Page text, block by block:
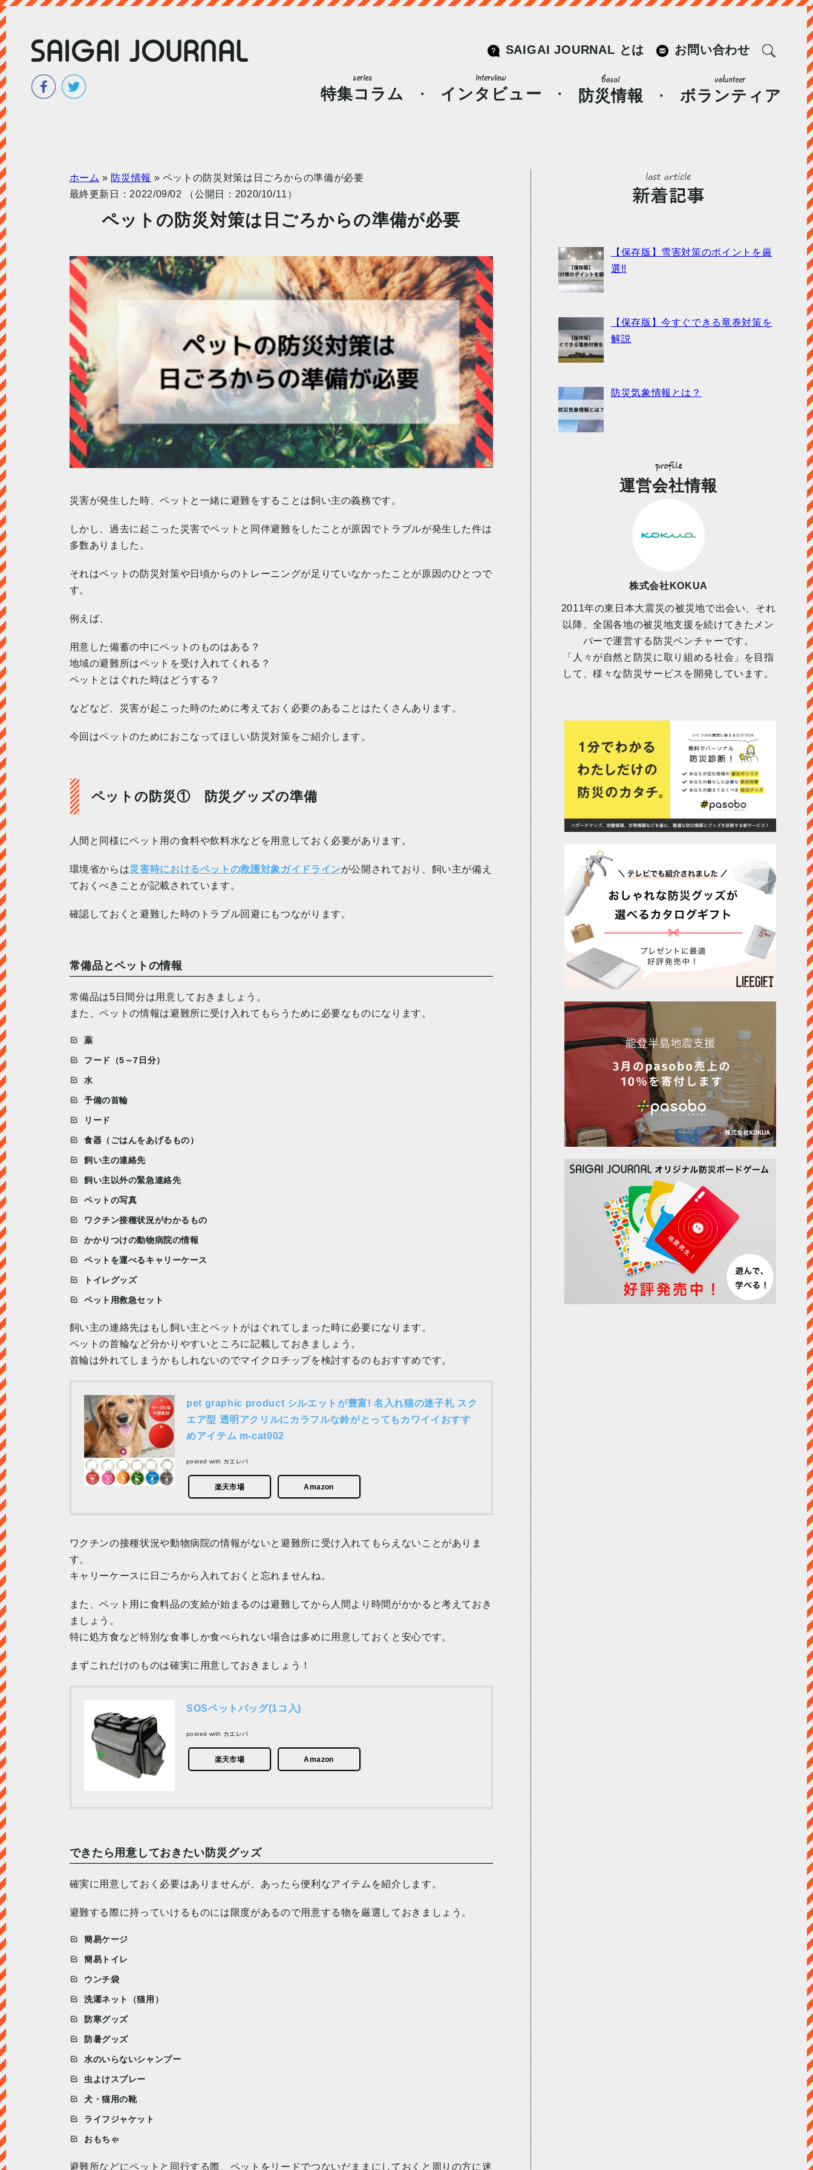
SAIGAI JOURNAL とは お問い合わせ
特集コラム インタビュー 防災情報 ボランティア
ホーム » 防災情報 » ペットの防災対策は日ごろからの準備が必要
最終更新日：2022/09/02 （公開日：2020/10/11）
ペットの防災対策は日ごろからの準備が必要
災害が発生した時、ペットと一緒に避難をすることは飼い主の義務です。
しかし、過去に起こった災害でペットと同伴避難をしたことが原因でトラブルが発生した件は
多数ありました。
それはペットの防災対策や日頃からのトレーニングが足りていなかったことが原因のひとつで
す。
例えば、
用意した備蓄の中にペットのものはある？
地域の避難所はペットを受け入れてくれる？
ペットとはぐれた時はどうする？
などなど、災害が起こった時のために考えておく必要のあることはたくさんあります。
今回はペットのためにおこなってほしい防災対策をご紹介します。
ペットの防災① 防災グッズの準備
人間と同様にペット用の食料や飲料水などを用意しておく必要があります。
環境省からは災害時におけるペットの救護対象ガイドラインが公開されており、飼い主が備え
ておくべきことが記載されています。
確認しておくと避難した時のトラブル回避にもつながります。
常備品とペットの情報
常備品は5日間分は用意しておきましょう。
また、ペットの情報は避難所に受け入れてもらうために必要なものになります。
薬
フード（5～7日分）
水
予備の首輪
リード
食器（ごはんをあげるもの）
飼い主の連絡先
飼い主以外の緊急連絡先
ペットの写真
ワクチン接種状況がわかるもの
かかりつけの動物病院の情報
ペットを運べるキャリーケース
トイレグッズ
ペット用救急セット
飼い主の連絡先はもし飼い主とペットがはぐれてしまった時に必要になります。
ペットの首輪など分かりやすいところに記載しておきましょう。
首輪は外れてしまうかもしれないのでマイクロチップを検討するのもおすすめです。
pet graphic product シルエットが豊富! 名入れ猫の迷子札 スク
エア型 透明アクリルにカラフルな鈴がとってもカワイイおすす
めアイテム m-cat002
posted with カエレバ
楽天市場 Amazon
ワクチンの接種状況や動物病院の情報がないと避難所に受け入れてもらえないことがありま
す。
キャリーケースに日ごろから入れておくと忘れませんね。
また、ペット用に食料品の支給が始まるのは避難してから人間より時間がかかると考えておき
ましょう。
特に処方食など特別な食事しか食べられない場合は多めに用意しておくと安心です。
まずこれだけのものは確実に用意しておきましょう！
SOSペットバッグ(1コ入)
posted with カエレバ
楽天市場 Amazon
できたら用意しておきたい防災グッズ
確実に用意しておく必要はありませんが、あったら便利なアイテムを紹介します。
避難する際に持っていけるものには限度があるので用意する物を厳選しておきましょう。
簡易ケージ
簡易トイレ
ウンチ袋
洗濯ネット（猫用）
防寒グッズ
防暑グッズ
水のいらないシャンプー
虫よけスプレー
犬・猫用の靴
ライフジャケット
おもちゃ
避難所などにペットと同行する際、ペットをリードでつないだままにしておくと周りの方に迷
【保存版】雪害対策のポイントを厳
選!!
【保存版】今すぐできる竜巻対策を
解説
防災気象情報とは？
運営会社情報
株式会社KOKUA
2011年の東日本大震災の被災地で出会い、それ
以降、全国各地の被災地支援を続けてきたメン
バーで運営する防災ベンチャーです。
「人々が自然と防災に取り組める社会」を目指
して、様々な防災サービスを開発しています。